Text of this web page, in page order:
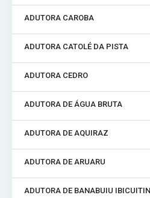
ADUTORA CAROBA
ADUTORA CATOLÉ DA PISTA
ADUTORA CEDRO
ADUTORA DE ÁGUA BRUTA
ADUTORA DE AQUIRAZ
ADUTORA DE ARUARU
ADUTORA DE BANABUIU